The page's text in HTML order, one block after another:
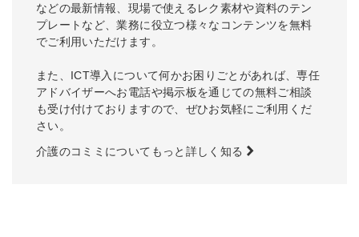
などの最新情報、現場で使えるレク素材や資料のテン
プレートなど、業務に役立つ様々なコンテンツを無料
でご利用いただけます。
また、ICT導入について何かお困りごとがあれば、専任
アドバイザーへお電話や掲示板を通じての無料ご相談
も受け付けておりますので、ぜひお気軽にご利用くだ
さい。
介護のコミミについてもっと詳しく知る